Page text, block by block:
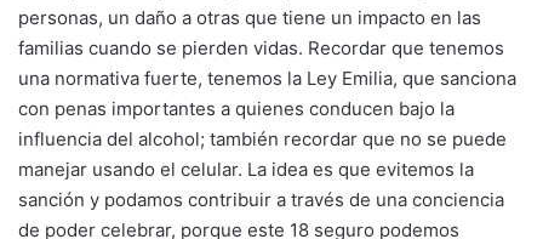
personas, un daño a otras que tiene un impacto en las
familias cuando se pierden vidas. Recordar que tenemos
una normativa fuerte, tenemos la Ley Emilia, que sanciona
con penas importantes a quienes conducen bajo la
influencia del alcohol; también recordar que no se puede
manejar usando el celular. La idea es que evitemos la
sanción y podamos contribuir a través de una conciencia
de poder celebrar, porque este 18 seguro podemos